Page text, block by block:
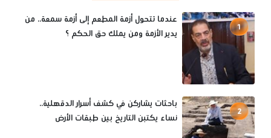
1
عندما تتحول أزمة المطعم إلى أزمة سمعة.. من
يدير الأزمة ومن يملك حق الحكم ؟
2
باحثات يشاركن في كشف أسرار الدقهلية..
نساء يكتبن التاريخ بين طبقات الأرض